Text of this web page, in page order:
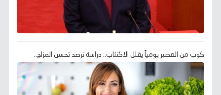
كوب من العصير يومياً يقلل الاكتئاب.. دراسة ترصد تحسن المزاج..